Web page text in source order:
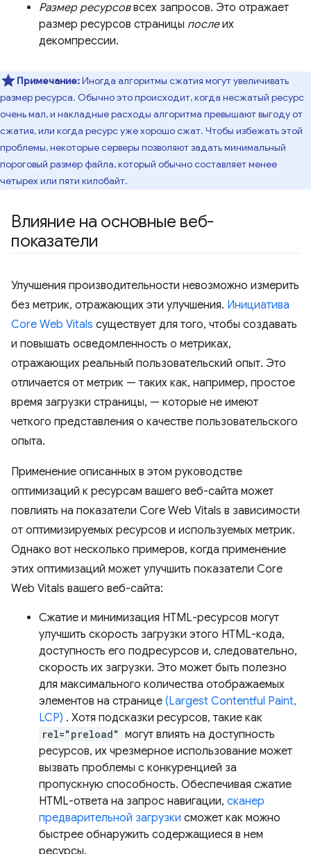
Размер ресурсоввсех запросов. Это отражает
размер ресурсов страницы послеих
декомпрессии.
Примечание:Иногда алгоритмы сжатия могут увеличивать
размер ресурса. Обычно это происходит, когда несжатый ресурс
очень мал, и накладные расходы алгоритма превышают выгоду от
сжатия, или когда ресурс уже хорошо сжат. Чтобы избежать этой
проблемы, некоторые серверы позволяют задать минимальный
пороговый размер файла, который обычно составляет менее
четырех или пяти килобайт.
Влияние на основные веб-
показатели
Улучшения производительности невозможно измерить
без метрик, отражающих эти улучшения. Инициатива
Core Web Vitals существует для того, чтобы создавать
и повышать осведомленность о метриках,
отражающих реальный пользовательский опыт. Это
отличается от метрик — таких как, например, простое
время загрузки страницы, — которые не имеют
четкого представления о качестве пользовательского
опыта.
Применение описанных в этом руководстве
оптимизаций к ресурсам вашего веб-сайта может
повлиять на показатели Core Web Vitals в зависимости
от оптимизируемых ресурсов и используемых метрик.
Однако вот несколько примеров, когда применение
этих оптимизаций может улучшить показатели Core
Web Vitals вашего веб-сайта:
Сжатие и минимизация HTML-ресурсов могут
улучшить скорость загрузки этого HTML-кода,
доступность его подресурсов и, следовательно,
скорость их загрузки. Это может быть полезно
для максимального количества отображаемых
элементов на странице (Largest Contentful Paint,
LCP) . Хотя подсказки ресурсов, такие как
rel="preload" могут влиять на доступность
ресурсов, их чрезмерное использование может
вызвать проблемы с конкуренцией за
пропускную способность. Обеспечивая сжатие
HTML-ответа на запрос навигации, сканер
предварительной загрузки сможет как можно
быстрее обнаружить содержащиеся в нем